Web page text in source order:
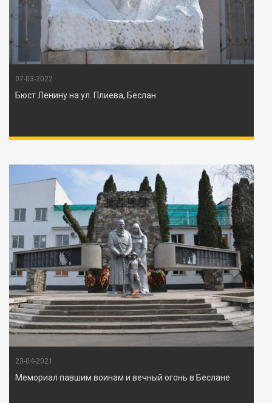
07-03-2022
Бюст Ленину на ул. Плиева, Беслан
23-04-2021
Мемориал павшим воинам и вечный огонь в Беслане